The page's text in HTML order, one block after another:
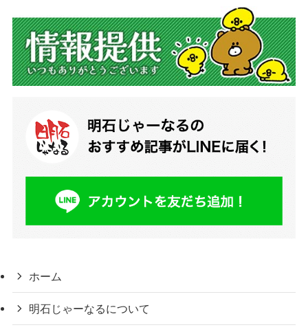
ホーム
明石じゃーなるについて